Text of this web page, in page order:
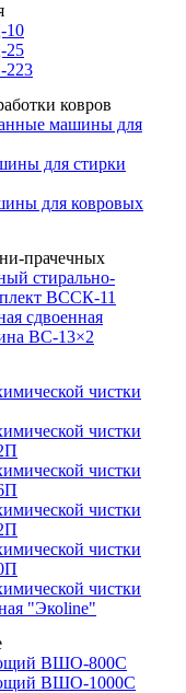
10
25
223
ковров
машины для
для стирки
для ковровых
прачечных
стирально-
ВССК-11
сдвоенная
ВС-13×2
чистки
чистки
чистки
чистки
чистки
чистки
"Экоline"
ВШО-800С
ВШО-1000С